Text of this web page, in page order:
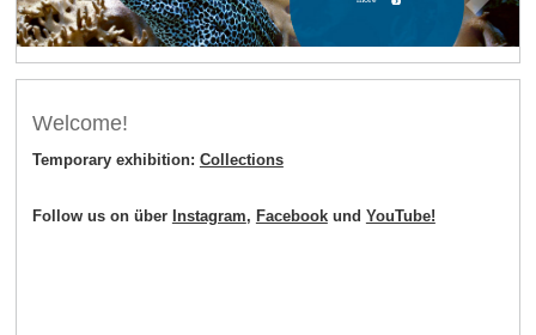
Welcome!
Temporary exhibition: Collections
Follow us on über Instagram, Facebookund YouTube!